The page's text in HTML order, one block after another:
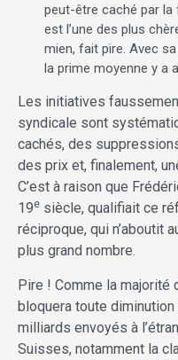
peut-être caché par la
est l’une des plus
mien, fait pire. Avec
la prime moyenne y a
Les initiatives
syndicale sont
cachés, des
des prix et, finalement,
C’est à raison que
19e siècle, qualifiait ce
réciproque, qui n’aboutit
plus grand nombre.
Pire ! Comme la majorité
bloquera toute
milliards envoyés à
Suisses, notamment la